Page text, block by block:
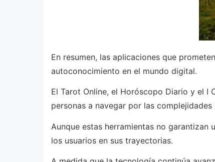
En resumen, las aplicaciones que
autoconocimiento en el mundo digital.
El Tarot Online, el Horóscopo Diario y el I
personas a navegar por las complejidades
Aunque estas herramientas no
los usuarios en sus trayectorias.